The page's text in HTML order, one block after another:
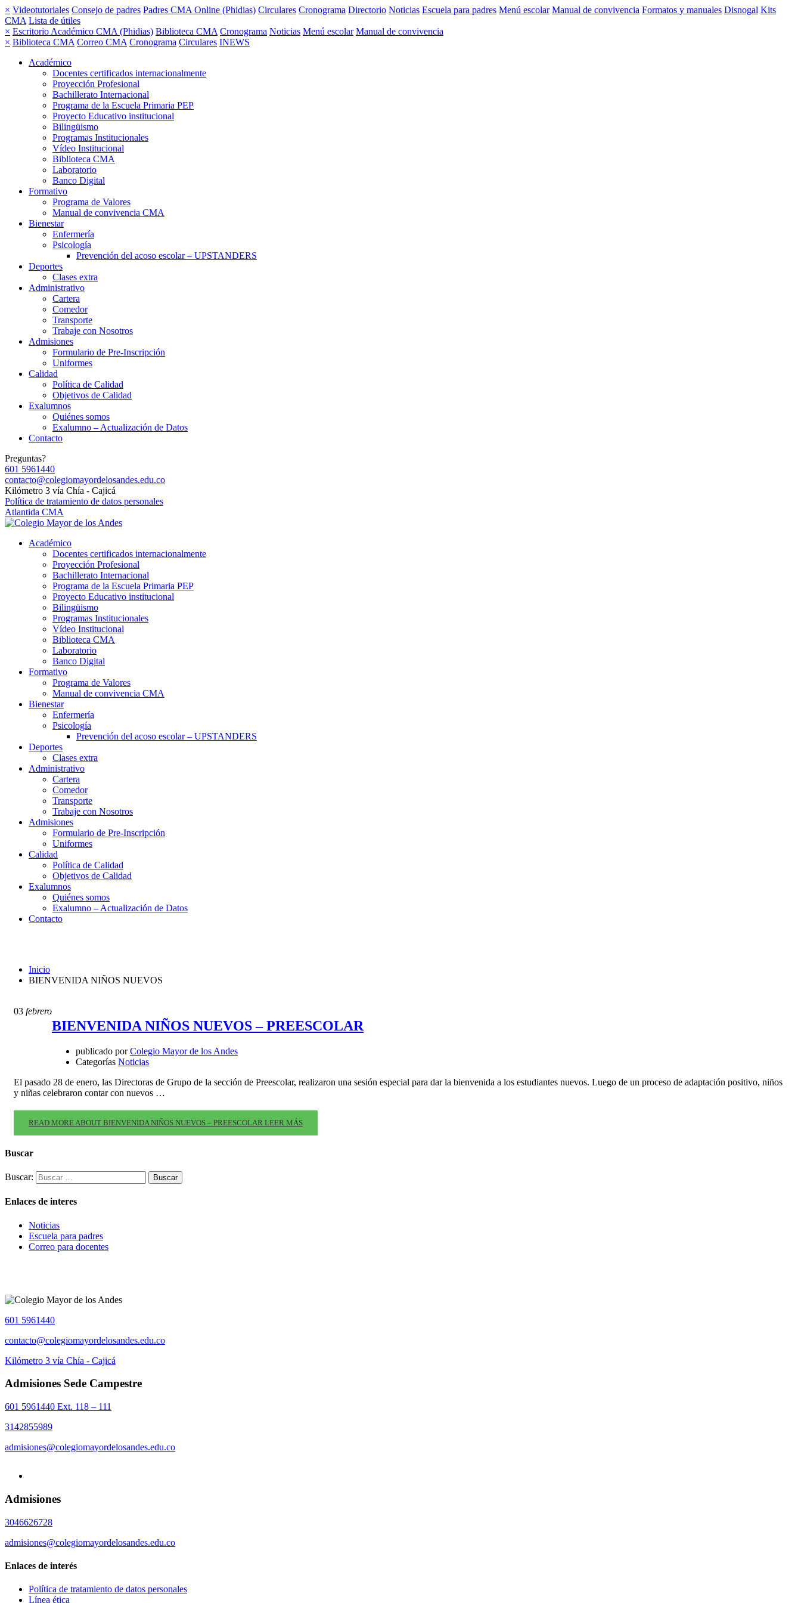
× Videotutoriales Consejo de padres Padres CMA Online (Phidias) Circulares Cronograma Directorio Noticias Escuela para padres Menú escolar Manual de convivencia Formatos y manuales Disnogal Kits
CMA Lista de útiles
× Escritorio Académico CMA (Phidias) Biblioteca CMA Cronograma Noticias Menú escolar Manual de convivencia
× Biblioteca CMA Correo CMA Cronograma Circulares INEWS
Académico
Docentes certificados internacionalmente
Proyección Profesional
Bachillerato Internacional
Programa de la Escuela Primaria PEP
Proyecto Educativo institucional
Bilingüismo
Programas Institucionales
Vídeo Institucional
Biblioteca CMA
Laboratorio
Banco Digital
Formativo
Programa de Valores
Manual de convivencia CMA
Bienestar
Enfermería
Psicología
Prevención del acoso escolar – UPSTANDERS
Deportes
Clases extra
Administrativo
Cartera
Comedor
Transporte
Trabaje con Nosotros
Admisiones
Formulario de Pre-Inscripción
Uniformes
Calidad
Política de Calidad
Objetivos de Calidad
Exalumnos
Quiénes somos
Exalumno – Actualización de Datos
Contacto
Preguntas?
601 5961440
contacto@colegiomayordelosandes.edu.co
Kilómetro 3 vía Chía - Cajicá
Política de tratamiento de datos personales
Atlantida CMA
Académico
Docentes certificados internacionalmente
Proyección Profesional
Bachillerato Internacional
Programa de la Escuela Primaria PEP
Proyecto Educativo institucional
Bilingüismo
Programas Institucionales
Vídeo Institucional
Biblioteca CMA
Laboratorio
Banco Digital
Formativo
Programa de Valores
Manual de convivencia CMA
Bienestar
Enfermería
Psicología
Prevención del acoso escolar – UPSTANDERS
Deportes
Clases extra
Administrativo
Cartera
Comedor
Transporte
Trabaje con Nosotros
Admisiones
Formulario de Pre-Inscripción
Uniformes
Calidad
Política de Calidad
Objetivos de Calidad
Exalumnos
Quiénes somos
Exalumno – Actualización de Datos
Contacto
Inicio
BIENVENIDA NIÑOS NUEVOS
03 febrero
BIENVENIDA NIÑOS NUEVOS – PREESCOLAR
publicado por Colegio Mayor de los Andes
Categorías Noticias
El pasado 28 de enero, las Directoras de Grupo de la sección de Preescolar, realizaron una sesión especial para dar la bienvenida a los estudiantes nuevos. Luego de un proceso de adaptación positivo, niños
y niñas celebraron contar con nuevos …
READ MORE ABOUT BIENVENIDA NIÑOS NUEVOS – PREESCOLAR LEER MÁS
Buscar
Buscar:
Enlaces de interes
Noticias
Escuela para padres
Correo para docentes
601 5961440
contacto@colegiomayordelosandes.edu.co
Kilómetro 3 vía Chía - Cajicá
Admisiones Sede Campestre
601 5961440 Ext. 118 – 111
3142855989
admisiones@colegiomayordelosandes.edu.co
Admisiones
3046626728
admisiones@colegiomayordelosandes.edu.co
Enlaces de interés
Política de tratamiento de datos personales
Línea ética